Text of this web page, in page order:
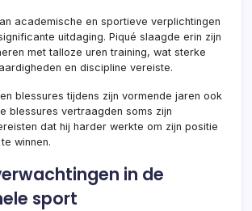
academische en sportieve verplichtingen
uitdaging. Piqué slaagde erin zijn
met talloze uren training, wat sterke
en discipline vereiste.
blessures tijdens zijn vormende jaren ook
blessures vertraagden soms zijn
dat hij harder werkte om zijn positie
winnen.
in de
sport